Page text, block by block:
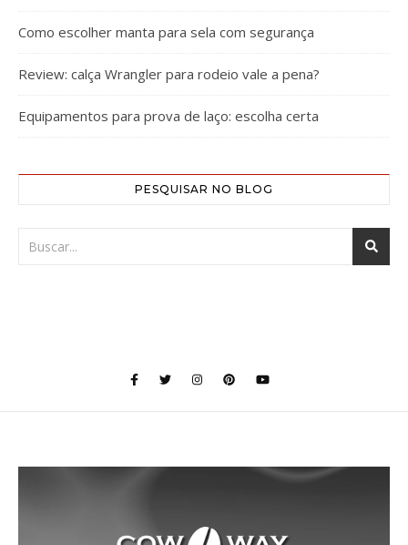
Como escolher manta para sela com segurança
Review: calça Wrangler para rodeio vale a pena?
Equipamentos para prova de laço: escolha certa
PESQUISAR NO BLOG